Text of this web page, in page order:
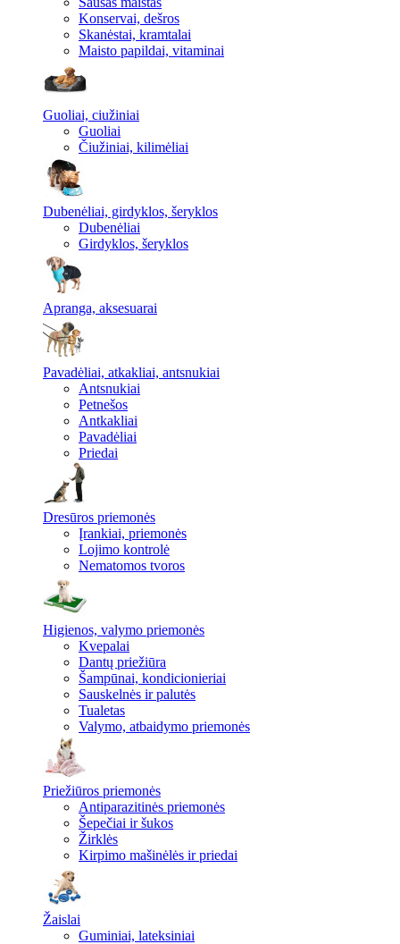
Konservai, dešros
Skanėstai, kramtalai
Maisto papildai, vitaminai
Guoliai, ciužiniai
Guoliai
Čiužiniai, kilimėliai
Dubenėliai, girdyklos, šeryklos
Dubenėliai
Girdyklos, šeryklos
Apranga, aksesuarai
Pavadėliai, atkakliai, antsnukiai
Antsnukiai
Petnešos
Antkakliai
Pavadėliai
Priedai
Dresūros priemonės
Įrankiai, priemonės
Lojimo kontrolė
Nematomos tvoros
Higienos, valymo priemonės
Kvepalai
Dantų priežiūra
Šampūnai, kondicionieriai
Sauskelnės ir palutės
Tualetas
Valymo, atbaidymo priemonės
Priežiūros priemonės
Antiparazitinės priemonės
Šepečiai ir šukos
Žirklės
Kirpimo mašinėlės ir priedai
Žaislai
Guminiai, lateksiniai